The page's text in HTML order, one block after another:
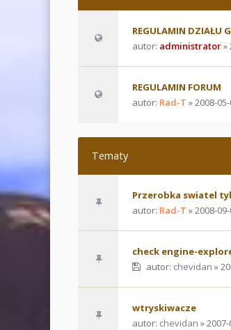
REGULAMIN DZIAŁU
autor: administrator»
REGULAMIN FORUM
autor: Rad-T » 2008-
Tematy
Przerobka swiatel
autor: Rad-T » 2008-
check engine-
autor: chevidan »
wtryskiwacze
autor: chevidan »